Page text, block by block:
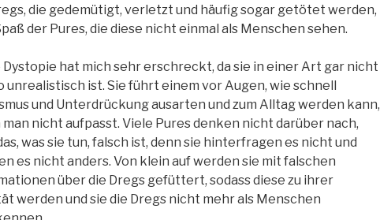
die gedemütigt, verletzt und häufig sogar getötet werden,
der Pures, die diese nicht einmal als Menschen sehen.
Dystopie hat mich sehr erschreckt, da sie in einer Art gar nicht
unrealistisch ist. Sie führt einem vor Augen, wie schnell
und Unterdrückung ausarten und zum Alltag werden kann,
nicht aufpasst. Viele Pures denken nicht darüber nach,
was sie tun, falsch ist, denn sie hinterfragen es nicht und
es nicht anders. Von klein auf werden sie mit falschen
über die Dregs gefüttert, sodass diese zu ihrer
werden und sie die Dregs nicht mehr als Menschen